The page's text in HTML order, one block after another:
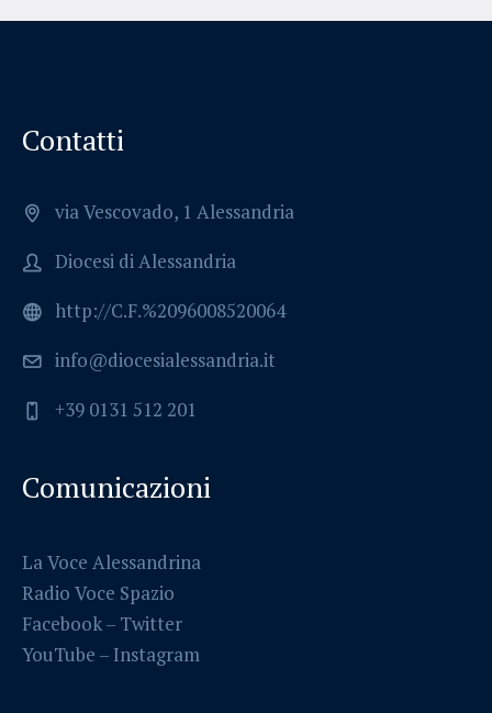
Contatti
via Vescovado, 1 Alessandria
Diocesi di Alessandria
http://C.F.%2096008520064
info@diocesialessandria.it
+39 0131 512 201
Comunicazioni
La Voce Alessandrina
Radio Voce Spazio
Facebook– Twitter
YouTube – Instagram